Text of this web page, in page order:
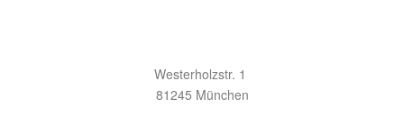
Westerholzstr. 1
81245 München